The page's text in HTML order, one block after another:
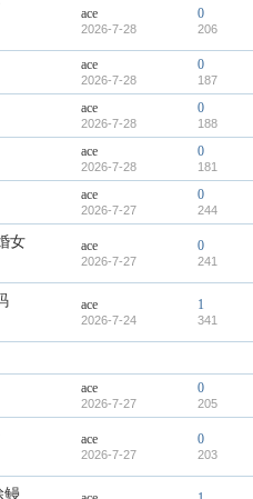
ace
2026-7-28
0
206
ace
2026-7-28
0
187
ace
2026-7-28
0
188
ace
2026-7-28
0
181
ace
2026-7-27
0
244
女
ace
2026-7-27
0
241
ace
2026-7-24
1
341
ace
2026-7-27
0
205
ace
2026-7-27
0
203
鳗